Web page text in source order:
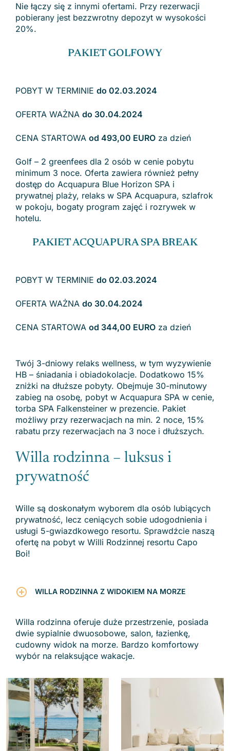
Nie łączy się z innymi ofertami. Przy rezerwacji
pobierany jest bezzwrotny depozyt w wysokości
20%.
PAKIET GOLFOWY
POBYT W TERMINIE do 02.03.2024
OFERTA WAŻNA do 30.04.2024
CENA STARTOWA od 493,00 EURO za dzień
Golf – 2 greenfees dla 2 osób w cenie pobytu
minimum 3 noce. Oferta zawiera również pełny
dostęp do Acquapura Blue Horizon SPA i
prywatnej plaży, relaks w SPA Acquapura, szlafrok
w pokoju, bogaty program zajęć i rozrywek w
hotelu.
PAKIET ACQUAPURA SPA BREAK
POBYT W TERMINIE do 02.03.2024
OFERTA WAŻNA do 30.04.2024
CENA STARTOWA od 344,00 EURO za dzień
Twój 3-dniowy relaks wellness, w tym wyzywienie
HB – śniadania i obiadokolacje. Dodatkowo 15%
zniżki na dłuższe pobyty. Obejmuje 30-minutowy
zabieg na osobę, pobyt w Acquapura SPA w cenie,
torba SPA Falkensteiner w prezencie. Pakiet
możliwy przy rezerwacjach na min. 2 noce, 15%
rabatu przy rezerwacjach na 3 noce i dłuższych.
Willa rodzinna – luksus i
prywatność
Wille są doskonałym wyborem dla osób lubiących
prywatność, lecz ceniących sobie udogodnienia i
usługi 5-gwiazdkowego resortu. Sprawdźcie naszą
ofertę na pobyt w Willi Rodzinnej resortu Capo
Boi!
WILLA RODZINNA Z WIDOKIEM NA MORZE
Willa rodzinna oferuje duże przestrzenie, posiada
dwie sypialnie dwuosobowe, salon, łazienkę,
cudowny widok na morze. Bardzo komfortowy
wybór na relaksujące wakacje.